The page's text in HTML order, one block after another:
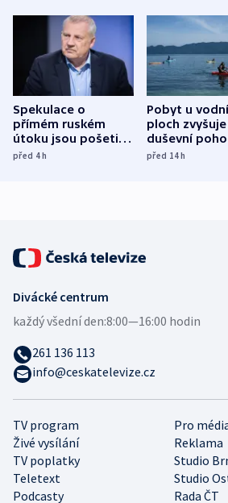
Spekulace o
přímém ruském
útoku jsou pošetilé,
míní estonský
před 4h
Pobyt u
ploch zvyšuje
duševní
ukázala
před 14h
TV program
Pro
Živé vysílání
Reklama
TV poplatky
Studio
Teletext
Studio
Podcasty
Rada ČT
Divácké centrum
každý všední den:8:00—16:00 hodin
261 136 113
info@ceskatelevize.cz